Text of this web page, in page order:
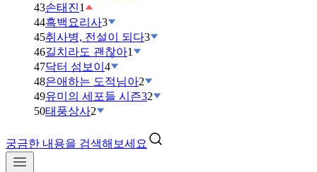
43손태진1
44흑백요리사3
45취사병, 전설이 되다3
46길치라도 괜찮아1
47닥터 섬보이 4
48은애하는 도적님아2
49유미의 세포들 시즌32
50태풍상사2
궁금한 내용을 검색해보세요